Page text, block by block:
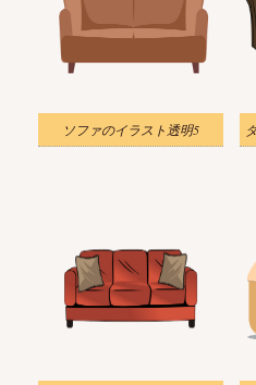
ソファのイラスト透明5